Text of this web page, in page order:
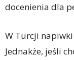
docenienia dla
W Turcji napiwki
Jednakże, jeśli